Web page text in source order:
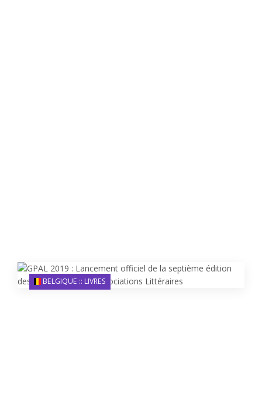
BELGIQUE :: LIVRES